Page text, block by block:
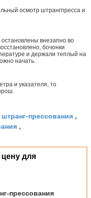
осмотр штрангпресса и
остановлены внезапно во
бочонки
и держали теплый на
начать.
и указателя, то
прессования ,
,
для
прессования